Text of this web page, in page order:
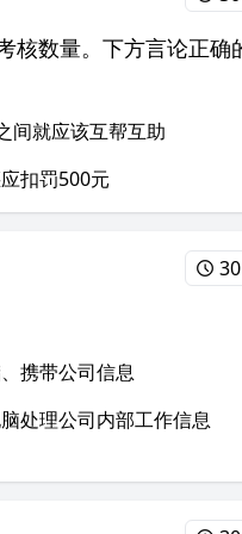
核数量。下方言论正确
间就应该互帮互助
扣罚500元
携带公司信息
处理公司内部工作信息